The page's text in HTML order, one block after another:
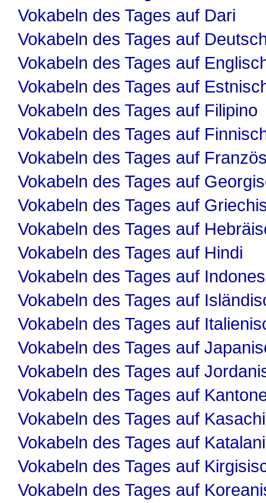
Vokabeln des Tages auf Dari
Vokabeln des Tages auf
Vokabeln des Tages auf
Vokabeln des Tages auf
Vokabeln des Tages auf Filipino
Vokabeln des Tages auf
Vokabeln des Tages auf
Vokabeln des Tages auf
Vokabeln des Tages auf
Vokabeln des Tages auf
Vokabeln des Tages auf Hindi
Vokabeln des Tages auf
Vokabeln des Tages auf
Vokabeln des Tages auf
Vokabeln des Tages auf
Vokabeln des Tages auf
Vokabeln des Tages auf
Vokabeln des Tages auf
Vokabeln des Tages auf
Vokabeln des Tages auf
Vokabeln des Tages auf